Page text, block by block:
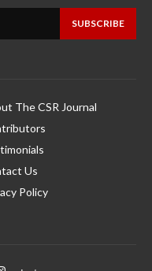
SUBSCRIBE
The CSR Journal
Us
Policy